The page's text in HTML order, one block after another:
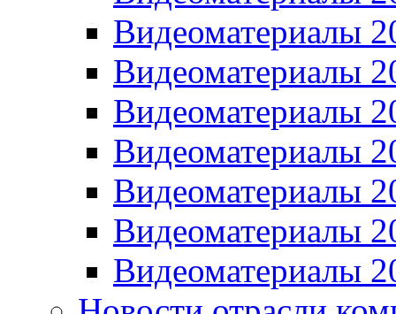
Видеоматериалы
Видеоматериалы
Видеоматериалы
Видеоматериалы
Видеоматериалы
Видеоматериалы
Видеоматериалы